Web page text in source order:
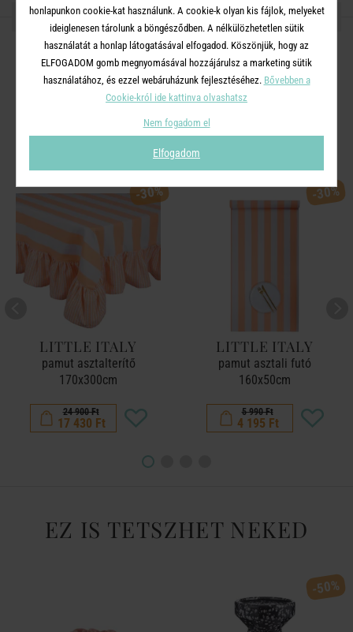
OSZD MEG MÁSOKKAL!
A TERMÉKCSALÁD TOVÁBBI
TERMÉKEI
-30%
LITTLE ITALY
pamut asztalterítő
170x300cm
24 900 Ft
17 430 Ft
-30%
LITTLE ITALY
pamut asztali futó
160x50cm
5 990 Ft
4 195 Ft
EZ IS TETSZHET NEKED
-50%
honlapunkon cookie-kat használunk. A cookie-k olyan kis fájlok, melyeket
ideiglenesen tárolunk a böngésződben. A nélkülözhetetlen sütik
használatát a honlap látogatásával elfogadod. Köszönjük, hogy az
ELFOGADOM gomb megnyomásával hozzájárulsz a marketing sütik
használatához, és ezzel webáruházunk fejlesztéséhez. Bővebben a
Cookie-król ide kattinva olvashatsz
Nem fogadom el
Elfogadom